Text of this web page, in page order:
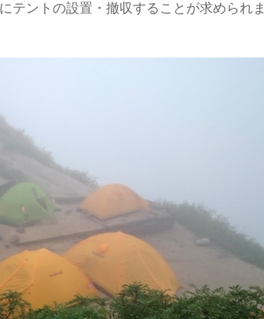
テントの設置・撤収することが求められま